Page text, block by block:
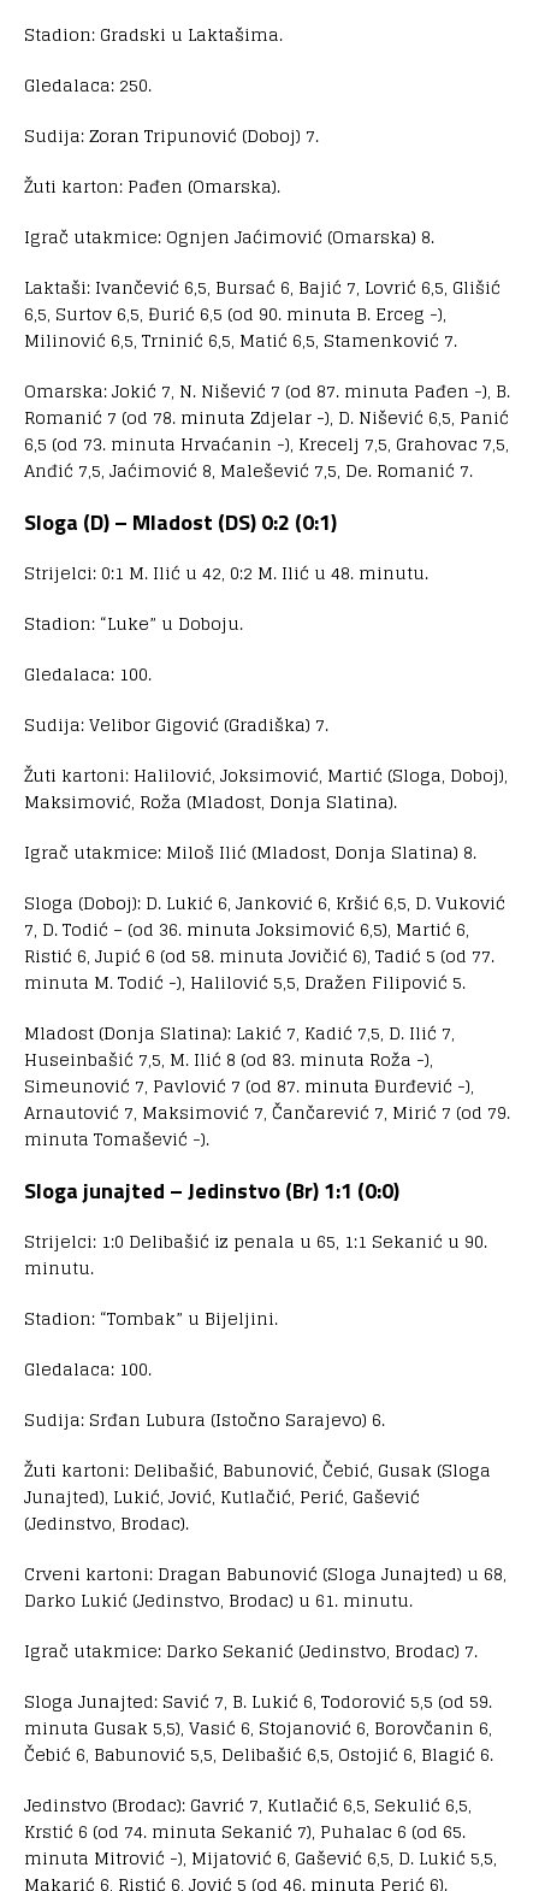
Stadion: Gradski u Laktašima.
Gledalaca: 250.
Sudija: Zoran Tripunović (Doboj) 7.
Žuti karton: Pađen (Omarska).
Igrač utakmice: Ognjen Jaćimović (Omarska) 8.
Laktaši: Ivančević 6,5, Bursać 6, Bajić 7, Lovrić 6,5, Glišić
6,5, Surtov 6,5, Đurić 6,5 (od 90. minuta B. Erceg -),
Milinović 6,5, Trninić 6,5, Matić 6,5, Stamenković 7.
Omarska: Jokić 7, N. Nišević 7 (od 87. minuta Pađen -), B.
Romanić 7 (od 78. minuta Zdjelar -), D. Nišević 6,5, Panić
6,5 (od 73. minuta Hrvaćanin -), Krecelj 7,5, Grahovac 7,5,
Anđić 7,5, Jaćimović 8, Malešević 7,5, De. Romanić 7.
Sloga (D) – Mladost (DS) 0:2 (0:1)
Strijelci: 0:1 M. Ilić u 42, 0:2 M. Ilić u 48. minutu.
Stadion: “Luke” u Doboju.
Gledalaca: 100.
Sudija: Velibor Gigović (Gradiška) 7.
Žuti kartoni: Halilović, Joksimović, Martić (Sloga, Doboj),
Maksimović, Roža (Mladost, Donja Slatina).
Igrač utakmice: Miloš Ilić (Mladost, Donja Slatina) 8.
Sloga (Doboj): D. Lukić 6, Janković 6, Kršić 6,5, D. Vuković
7, D. Todić – (od 36. minuta Joksimović 6,5), Martić 6,
Ristić 6, Jupić 6 (od 58. minuta Jovičić 6), Tadić 5 (od 77.
minuta M. Todić -), Halilović 5,5, Dražen Filipović 5.
Mladost (Donja Slatina): Lakić 7, Kadić 7,5, D. Ilić 7,
Huseinbašić 7,5, M. Ilić 8 (od 83. minuta Roža -),
Simeunović 7, Pavlović 7 (od 87. minuta Đurđević -),
Arnautović 7, Maksimović 7, Čančarević 7, Mirić 7 (od 79.
minuta Tomašević -).
Sloga junajted – Jedinstvo (Br) 1:1 (0:0)
Strijelci: 1:0 Delibašić iz penala u 65, 1:1 Sekanić u 90.
minutu.
Stadion: “Tombak” u Bijeljini.
Gledalaca: 100.
Sudija: Srđan Lubura (Istočno Sarajevo) 6.
Žuti kartoni: Delibašić, Babunović, Čebić, Gusak (Sloga
Junajted), Lukić, Jović, Kutlačić, Perić, Gašević
(Jedinstvo, Brodac).
Crveni kartoni: Dragan Babunović (Sloga Junajted) u 68,
Darko Lukić (Jedinstvo, Brodac) u 61. minutu.
Igrač utakmice: Darko Sekanić (Jedinstvo, Brodac) 7.
Sloga Junajted: Savić 7, B. Lukić 6, Todorović 5,5 (od 59.
minuta Gusak 5,5), Vasić 6, Stojanović 6, Borovčanin 6,
Čebić 6, Babunović 5,5, Delibašić 6,5, Ostojić 6, Blagić 6.
Jedinstvo (Brodac): Gavrić 7, Kutlačić 6,5, Sekulić 6,5,
Krstić 6 (od 74. minuta Sekanić 7), Puhalac 6 (od 65.
minuta Mitrović -), Mijatović 6, Gašević 6,5, D. Lukić 5,5,
Makarić 6, Ristić 6, Jović 5 (od 46. minuta Perić 6).